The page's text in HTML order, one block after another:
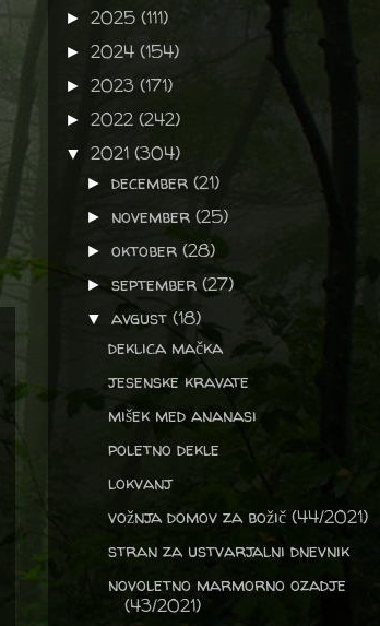
► 2025 (111)
► 2024 (154)
► 2023 (171)
► 2022 (242)
▼ 2021 (304)
►december(21)
► november(25)
►oktober(28)
►september(27)
▼avgust(18)
deklica mačka
jesenske kravate
mišek med ananasi
poletno dekle
lokvanj
vožnja domov za božič (44/2021)
stran za ustvarjalni dnevnik
novoletno marmorno ozadje
(43/2021)